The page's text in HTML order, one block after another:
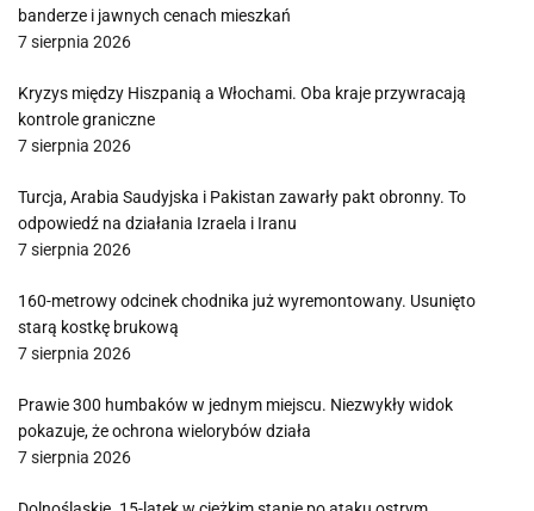
banderze i jawnych cenach mieszkań
7 sierpnia 2026
Kryzys między Hiszpanią a Włochami. Oba kraje przywracają
kontrole graniczne
7 sierpnia 2026
Turcja, Arabia Saudyjska i Pakistan zawarły pakt obronny. To
odpowiedź na działania Izraela i Iranu
7 sierpnia 2026
160-metrowy odcinek chodnika już wyremontowany. Usunięto
starą kostkę brukową
7 sierpnia 2026
Prawie 300 humbaków w jednym miejscu. Niezwykły widok
pokazuje, że ochrona wielorybów działa
7 sierpnia 2026